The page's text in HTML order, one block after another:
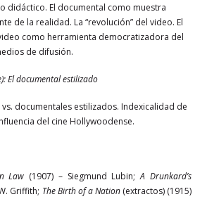
didáctico. El documental como muestra
de la realidad. La “revolución” del video. El
como herramienta democratizadora del
de difusión.
El documental estilizado
documentales estilizados. Indexicalidad de
del cine Hollywoodense.
Law (1907) – Siegmund Lubin;A Drunkard’s
Griffith; The Birth of a Nation(extractos) (1915)